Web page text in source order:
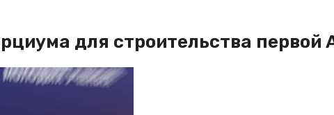
для строительства первой